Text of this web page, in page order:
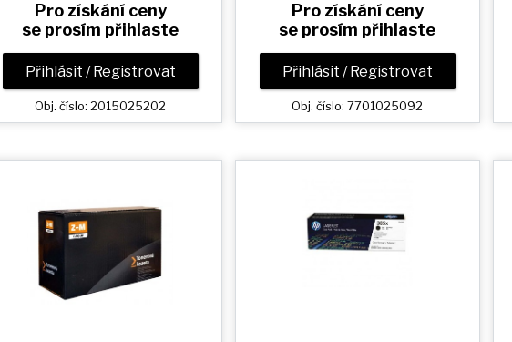
Pro získání ceny
se prosím přihlaste
Přihlásit / Registrovat
Obj. číslo: 2015025202
Pro získání ceny
se prosím přihlaste
Přihlásit / Registrovat
Obj. číslo: 7701025092